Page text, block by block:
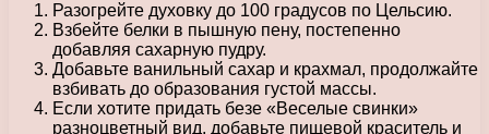
Разогрейте духовку до 100 градусов по Цельсию.
Взбейте белки в пышную пену, постепенно
добавляя сахарную пудру.
Добавьте ванильный сахар и крахмал, продолжайте
взбивать до образования густой массы.
Если хотите придать безе «Веселые свинки»
разноцветный вид, добавьте пищевой краситель и